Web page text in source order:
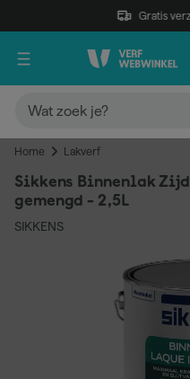
Gratis
Home Lakverf
Sikkens Binnenlak
gemengd - 2,5L
SIKKENS